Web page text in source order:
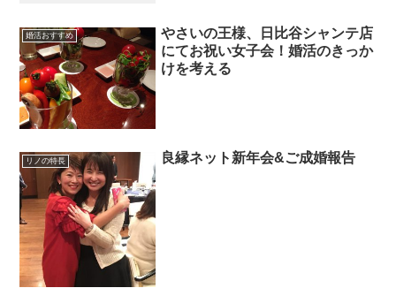
婚活おすすめ
やさいの王様、日比谷シャンテ店
にてお祝い女子会！婚活のきっか
けを考える
リノの特長 良縁ネット新年会&ご成婚報告